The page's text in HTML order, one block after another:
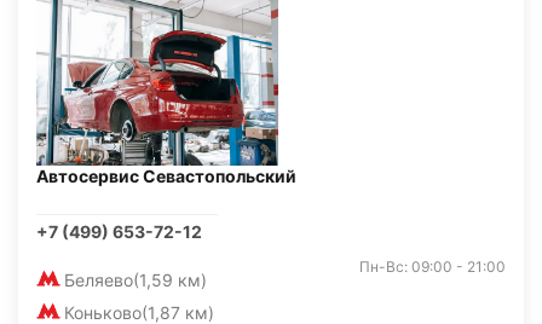
Автосервис Севастопольский
+7 (499) 653-72-12
Беляево(1,59 км)
Коньково(1,87 км)
Пн-Вс: 09:00 - 21:00